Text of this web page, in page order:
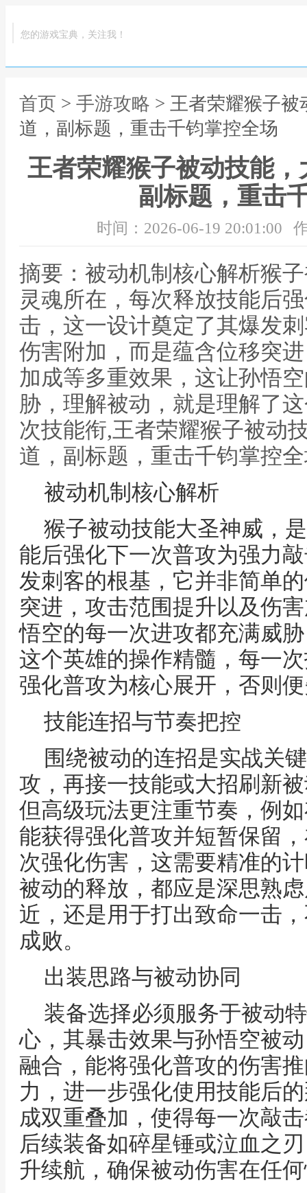
您的游戏宝典，关注我！
首页 > 手游攻略 > 王者荣耀猴子
道，副标题，重击千钧掌控全场
王者荣耀猴子被动技能
副标题，重击
时间：2026-06-19 20:01:00
摘要：被动机制核心解析猴
灵魂所在，每次释放技能后
击，这一设计奠定了其爆发
伤害附加，而是蕴含位移突
加成等多重效果，这让孙悟
胁，理解被动，就是理解了
次技能衔,王者荣耀猴子被动
道，副标题，重击千钧掌控
被动机制核心解析
猴子被动技能大圣神威，
能后强化下一次普攻为强力
发刺客的根基，它并非简单
突进，攻击范围提升以及伤
悟空的每一次进攻都充满威
这个英雄的操作精髓，每一
强化普攻为核心展开，否则
技能连招与节奏把控
围绕被动的连招是实战关
攻，再接一技能或大招刷新
但高级玩法更注重节奏，例
能获得强化普攻并短暂保留
次强化伤害，这需要精准的
被动的释放，都应是深思熟
近，还是用于打出致命一击
成败。
出装思路与被动协同
装备选择必须服务于被动
心，其暴击效果与孙悟空被
融合，能将强化普攻的伤害
力，进一步强化使用技能后
成双重叠加，使得每一次敲
后续装备如碎星锤或泣血之
升续航，确保被动伤害在任